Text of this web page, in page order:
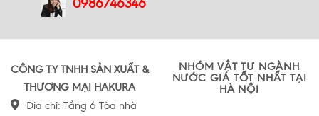
0986746346
CÔNG TY TNHH SẢN XUẤT &
THƯƠNG MẠI HAKURA
Địa chỉ: Tầng 6 Tòa nhà
NHÓM VẬT TƯ NGÀNH
NƯỚC GIÁ TỐT NHẤT TẠI
HÀ NỘI